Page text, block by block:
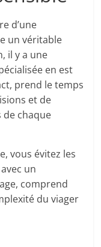
d’une
un véritable
il y a une
en est
prend le temps
et de
de chaque
vous évitez les
un
comprend
du viager